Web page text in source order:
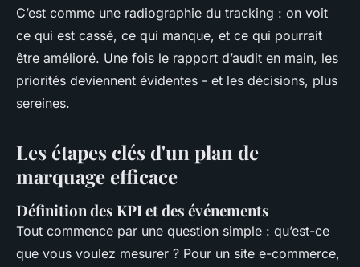
C’est comme une radiographie du tracking : on voit
ce qui est cassé, ce qui manque, et ce qui pourrait
être amélioré. Une fois le rapport d’audit en main, les
priorités deviennent évidentes - et les décisions, plus
sereines.
Les étapes clés d'un plan de
marquage efficace
Définition des KPI et des événements
Tout commence par une question simple : qu’est-ce
que vous voulez mesurer ? Pour un site e-commerce,